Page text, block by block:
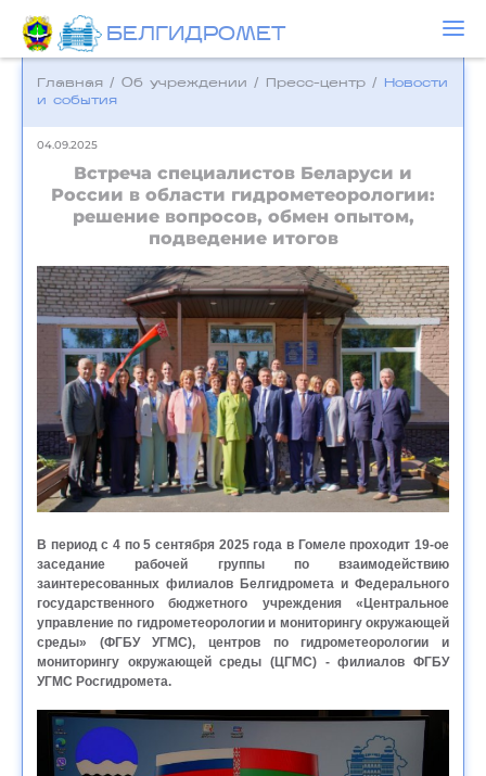
БЕЛГИДРОМЕТ
Главная / Об учреждении / Пресс-центр /
Новости
и события
04.09.2025
Встреча специалистов Беларуси и
России в области гидрометеорологии:
решение вопросов, обмен опытом,
подведение итогов
В период с 4 по 5 сентября 2025 года в Гомеле проходит 19-ое
заседание рабочей группы по взаимодействию
заинтересованных филиалов Белгидромета и Федерального
государственного бюджетного учреждения «Центральное
управление по гидрометеорологии и мониторингу окружающей
среды» (ФГБУ УГМС), центров по гидрометеорологии и
мониторингу окружающей среды (ЦГМС) - филиалов ФГБУ
УГМС Росгидромета.